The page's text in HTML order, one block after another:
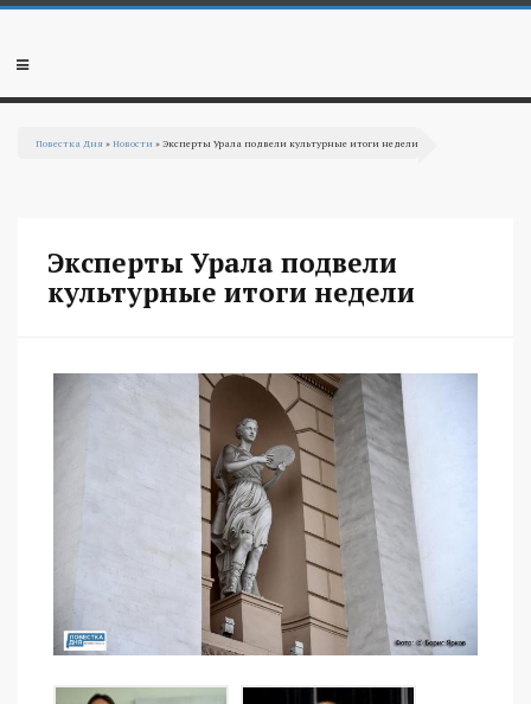
Перейти к основному содержанию
Мобильное
Повестка Дня »Новости » Эксперты Урала подвели культурные итоги недели
Эксперты Урала подвели
культурные итоги недели